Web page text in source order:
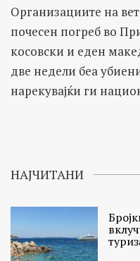
Организациите на
почесен погреб во
косовски и еден
две недели беа
нарекувајќи ги
НАЈЧИТАНИ